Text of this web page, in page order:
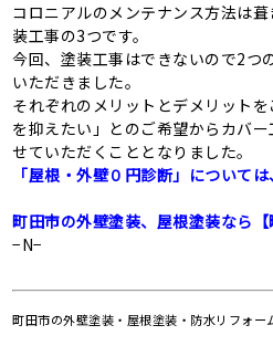
コロニアルのメンテナンス方法は
装工事の3つです。
今回、塗装工事はできないので2つ
いただきました。
それぞれのメリットとデメリット
を抑えたい」とのご希望からカバ
せていただくこととなりました。
「屋根・外壁０円診断」について
町田市の外壁塗装、屋根塗装なら【
−N−
町田市の外壁塗装・屋根塗装・防水リフォー